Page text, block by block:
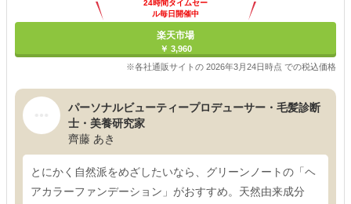
24時間タイムセー
ル毎日開催中
楽天市場
￥ 3,960
※各社通販サイトの 2026年3月24日時点 での税込価格
パーソナルビューティープロデューサー・毛髪診断
士・美養研究家
齊藤 あき
とにかく自然派をめざしたいなら、グリーンノートの「ヘ
アカラーファンデーション」がおすすめ。天然由来成分